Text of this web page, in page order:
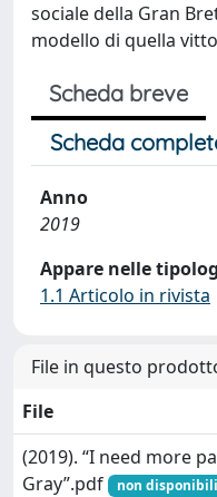
sociale della Gran
modello di quella
Scheda breve
Scheda
Anno
2019
Appare nelle
1.1 Articolo in rivista
File in questo
File
(2019). “I need more
Gray”.pdf
non disponibili